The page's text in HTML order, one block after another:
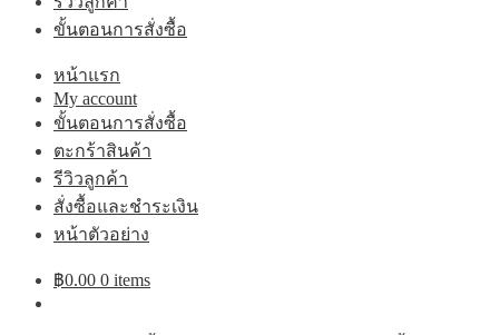
ขั้นตอนการสั่งซื้อ
หน้าแรก
My account
ขั้นตอนการสั่งซื้อ
ตะกร้าสินค้า
รีวิวลูกค้า
สั่งซื้อและชำระเงิน
หน้าตัวอย่าง
฿0.00 0 items